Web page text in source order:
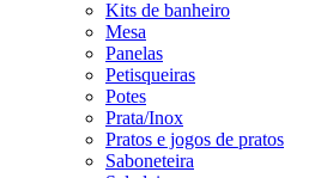
Kits de banheiro
Mesa
Panelas
Petisqueiras
Potes
Prata/Inox
Pratos e jogos de pratos
Saboneteira